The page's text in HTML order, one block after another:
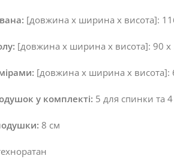
[довжина х ширина х висота]:
[довжина x ширина x висота]: 90 x
[довжина x ширина x висота]:
у комплекті: 5 для спинки та
8 см